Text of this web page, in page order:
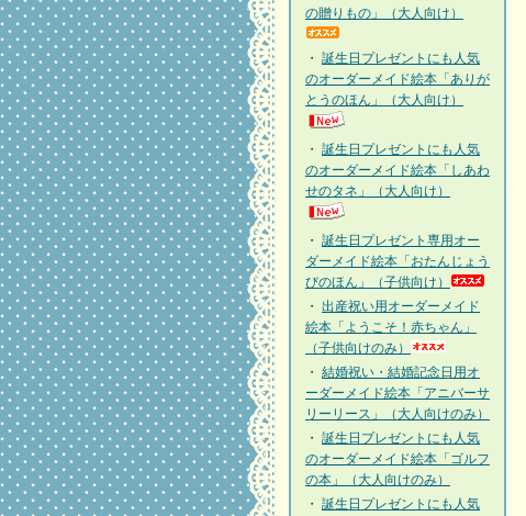
の贈りもの」（大人向け）
・ 誕生日プレゼントにも人気
のオーダーメイド絵本「ありが
とうのほん」（大人向け）
・ 誕生日プレゼントにも人気
のオーダーメイド絵本「しあわ
せのタネ」（大人向け）
・ 誕生日プレゼント専用オー
ダーメイド絵本「おたんじょう
びのほん」（子供向け）
・ 出産祝い用オーダーメイド
絵本「ようこそ！赤ちゃん」
（子供向けのみ）
・ 結婚祝い・結婚記念日用オ
ーダーメイド絵本「アニバーサ
リーリース」（大人向けのみ）
・ 誕生日プレゼントにも人気
のオーダーメイド絵本「ゴルフ
の本」（大人向けのみ）
・ 誕生日プレゼントにも人気